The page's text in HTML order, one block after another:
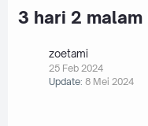
3 hari 2 malam
zoetami
25 Feb 2024
Update: 8 Mei 2024